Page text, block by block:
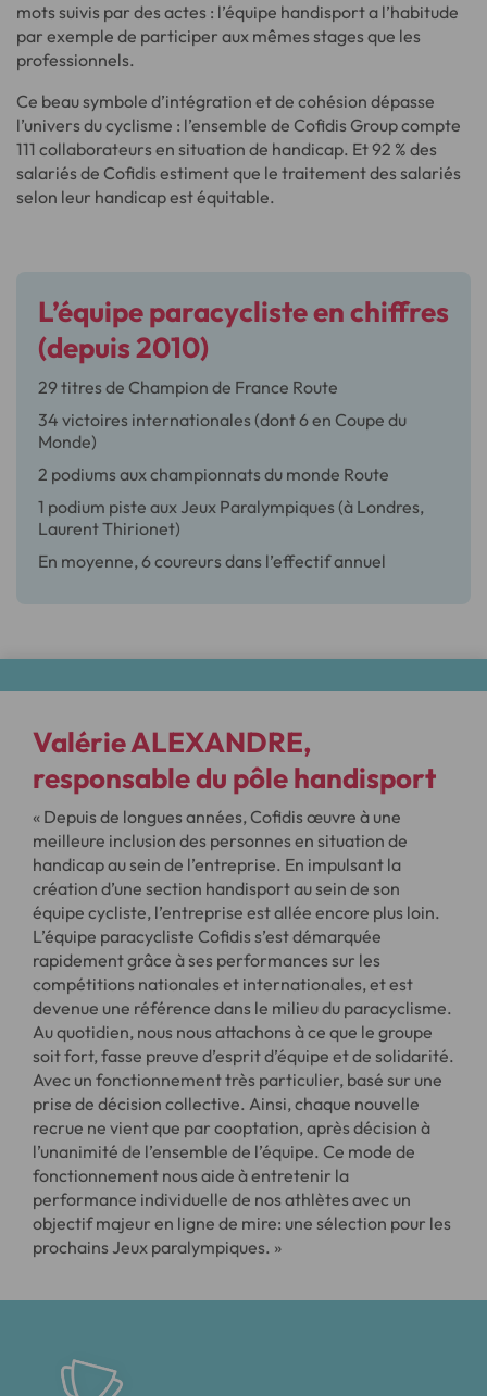
mots suivis par des actes : l’équipe handisport a l’habitude
par exemple de participer aux mêmes stages que les
professionnels.
Ce beau symbole d’intégration et de cohésion dépasse
l’univers du cyclisme : l’ensemble de Cofidis Group compte
111 collaborateurs en situation de handicap. Et 92 % des
salariés de Cofidis estiment que le traitement des salariés
selon leur handicap est équitable.
L’équipe paracycliste en chiffres
(depuis 2010)
29 titres de Champion de France Route
34 victoires internationales (dont 6 en Coupe du
Monde)
2 podiums aux championnats du monde Route
1 podium piste aux Jeux Paralympiques (à Londres,
Laurent Thirionet)
En moyenne, 6 coureurs dans l’effectif annuel
Valérie ALEXANDRE,
responsable du pôle handisport
« Depuis de longues années, Cofidis œuvre à une
meilleure inclusion des personnes en situation de
handicap au sein de l’entreprise. En impulsant la
création d’une section handisport au sein de son
équipe cycliste, l’entreprise est allée encore plus loin.
L’équipe paracycliste Cofidis s’est démarquée
rapidement grâce à ses performances sur les
compétitions nationales et internationales, et est
devenue une référence dans le milieu du paracyclisme.
Au quotidien, nous nous attachons à ce que le groupe
soit fort, fasse preuve d’esprit d’équipe et de solidarité.
Avec un fonctionnement très particulier, basé sur une
prise de décision collective. Ainsi, chaque nouvelle
recrue ne vient que par cooptation, après décision à
l’unanimité de l’ensemble de l’équipe. Ce mode de
fonctionnement nous aide à entretenir la
performance individuelle de nos athlètes avec un
objectif majeur en ligne de mire: une sélection pour les
prochains Jeux paralympiques. »